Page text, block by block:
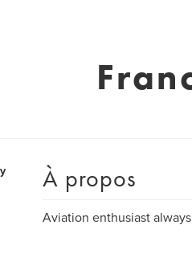
À propos
Aviation enthusiast